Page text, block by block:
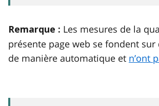
Remarque : Les mesures de la
présente page web se fondent
de manière automatique et n’ont